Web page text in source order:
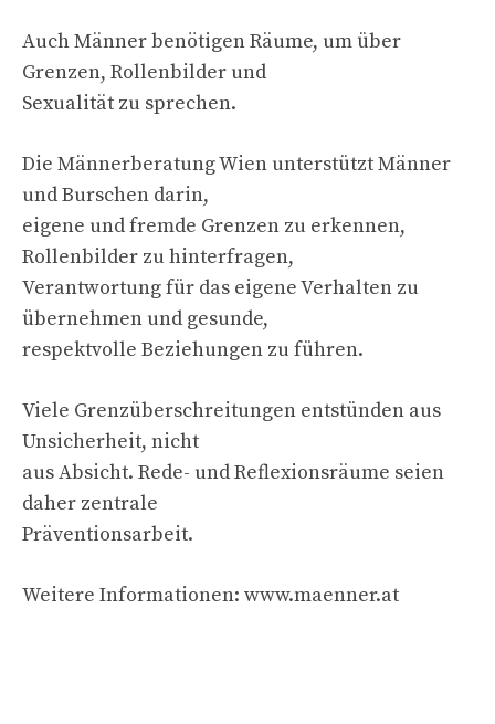
Auch Männer benötigen Räume, um über
Grenzen, Rollenbilder und
Sexualität zu sprechen.
Die Männerberatung Wien unterstützt Männer
und Burschen darin,
eigene und fremde Grenzen zu erkennen,
Rollenbilder zu hinterfragen,
Verantwortung für das eigene Verhalten zu
übernehmen und gesunde,
respektvolle Beziehungen zu führen.
Viele Grenzüberschreitungen entstünden aus
Unsicherheit, nicht
aus Absicht. Rede- und Reflexionsräume seien
daher zentrale
Präventionsarbeit.
Weitere Informationen: www.maenner.at